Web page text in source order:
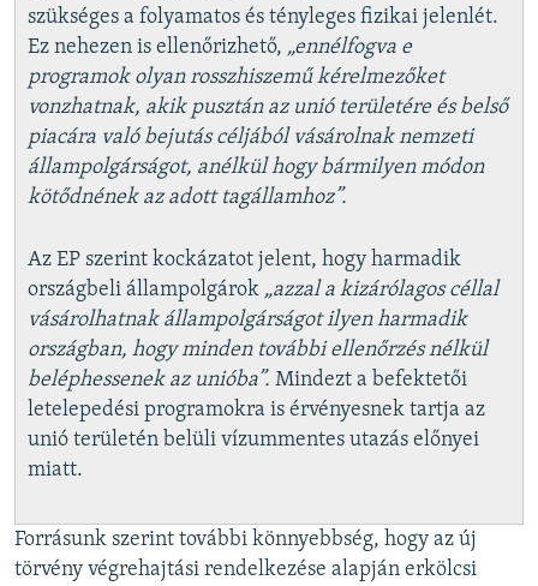
szükséges a folyamatos és tényleges fizikai jelenlét.
Ez nehezen is ellenőrizhető, „ennélfogva e
programok olyan rosszhiszemű kérelmezőket
vonzhatnak, akik pusztán az unió területére és belső
piacára való bejutás céljából vásárolnak nemzeti
állampolgárságot, anélkül hogy bármilyen módon
kötődnének az adott tagállamhoz”.
Az EP szerint kockázatot jelent, hogy harmadik
országbeli állampolgárok „azzal a kizárólagos céllal
vásárolhatnak állampolgárságot ilyen harmadik
országban, hogy minden további ellenőrzés nélkül
beléphessenek az unióba”. Mindezt a befektetői
letelepedési programokra is érvényesnek tartja az
unió területén belüli vízummentes utazás előnyei
miatt.
Forrásunk szerint további könnyebbség, hogy az új
törvény végrehajtási rendelkezése alapján erkölcsi